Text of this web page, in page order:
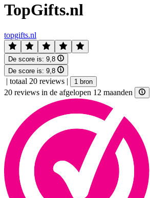
TopGifts.nl
topgifts.nl
De score is: 9,8
De score is: 9,8
| totaal 20 reviews | 1 bron
20 reviews in de afgelopen 12 maanden